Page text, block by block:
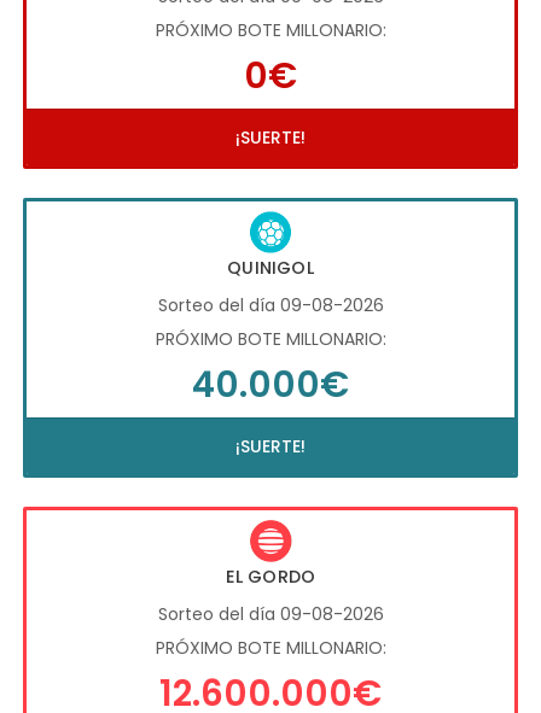
PRÓXIMO BOTE MILLONARIO:
0€
¡SUERTE!
QUINIGOL
Sorteo del día 09-08-2026
PRÓXIMO BOTE MILLONARIO:
40.000€
¡SUERTE!
EL GORDO
Sorteo del día 09-08-2026
PRÓXIMO BOTE MILLONARIO:
12.600.000€